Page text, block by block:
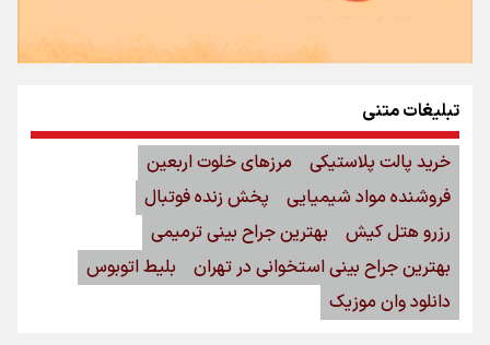
تبلیغات متنی
خرید پالت پلاستیکی
مرزهای خلوت اربعین
فروشنده مواد شیمیایی
پخش زنده فوتبال
رزرو هتل کیش
بهترین جراح بینی ترمیمی
بهترین جراح بینی استخوانی در تهران
بلیط اتوبوس
دانلود وان موزیک